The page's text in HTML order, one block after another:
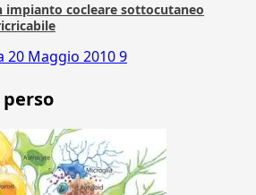
impianto cocleare sottocutaneo
20 Maggio 20109